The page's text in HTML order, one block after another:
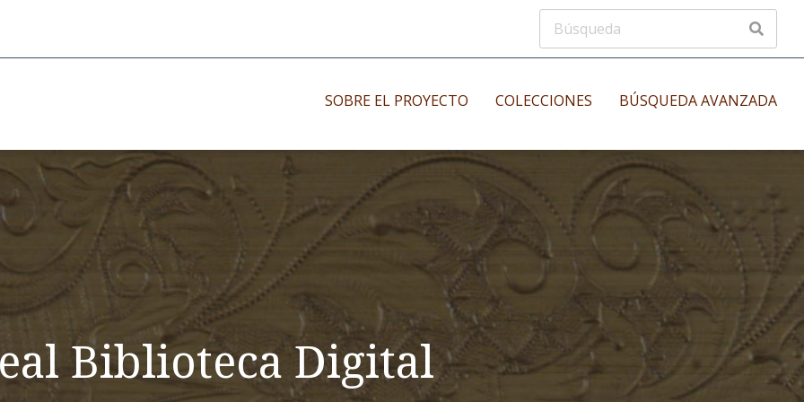
SOBRE EL PROYECTO COLECCIONES
Impresos antiguos
Impresos modernos
Impresos menores
Manuscritos musicales
Incunables
BÚSQUEDA AVANZADA
Biblioteca Digital